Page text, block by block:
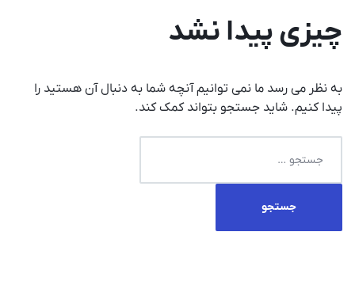
چیزی پیدا نشد
به نظر می رسد ما نمی توانیم آنچه شما به دنبال آن هستید را
پیدا کنیم. شاید جستجو بتواند کمک کند.